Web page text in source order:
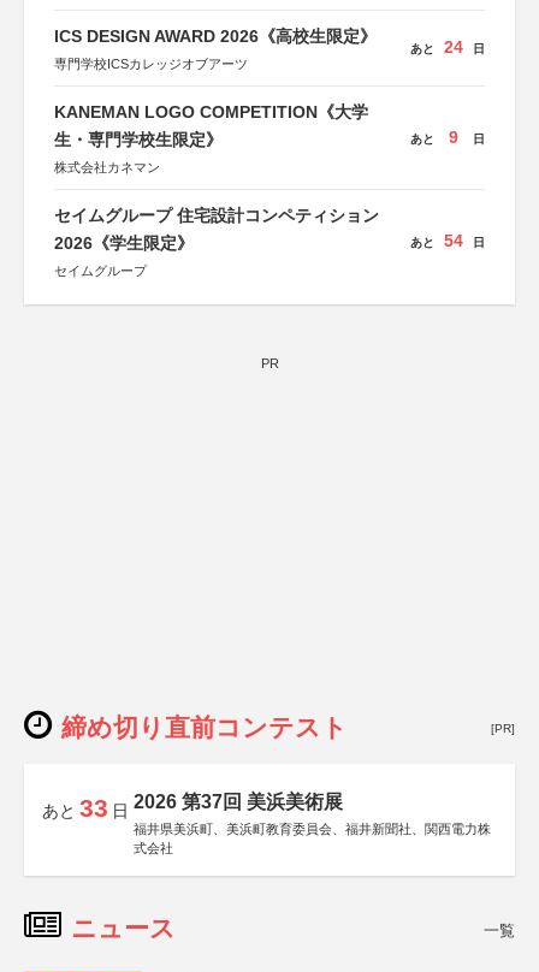
ICS DESIGN AWARD 2026《高校生限定》
専門学校ICSカレッジオブアーツ
あと 24 日
KANEMAN LOGO COMPETITION《大学
生・専門学校生限定》
株式会社カネマン
あと 9 日
セイムグループ 住宅設計コンペティション
2026《学生限定》
セイムグループ
あと 54 日
PR
締め切り直前コンテスト [PR]
あと 33 日 2026 第37回 美浜美術展
福井県美浜町、美浜町教育委員会、福井新聞社、関西電力株
式会社
ニュース 一覧